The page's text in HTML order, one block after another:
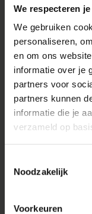
We respecteren
We gebruiken
personaliseren,
en om ons
informatie over je
partners voor
partners kunnen
informatie die je
verzameld op
Noodzakelijk
Voorkeuren
verkrijgbaar in
heeft een
KENMERKEN
VERPAKKING &
KLEURSTAAL
AFMETINGEN &
ZAKELIJK